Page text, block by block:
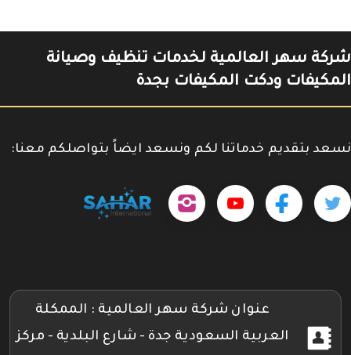
شركة سهر العالمية لخدمات تنظيف وصيانة
المكيفات ودكت المكيفات بجدة
نسعد بتقديم خدماتنا لكم ونسعد ايضاً بتواصلكم معنا:
تابعنا تابعنا www.youtube.com/@sahar4046
تابعنا
بلاي
عنوان شركة سهر العالمية : الممكلة
العربية السعودية جدة - شارع البلدية - مركز